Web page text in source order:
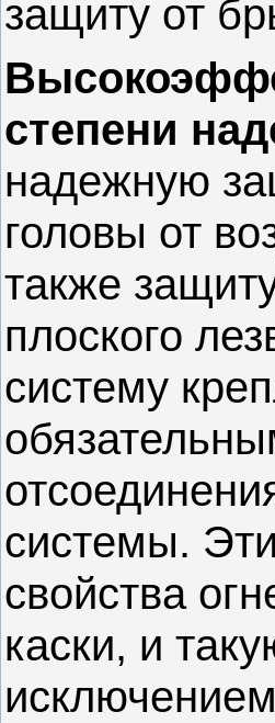
защиту от
степени
надежную
головы от
также
плоского
систему
системы.
свойства
каски, и